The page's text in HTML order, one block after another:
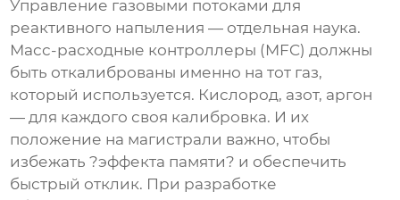
Управление газовыми потоками для
реактивного напыления — отдельная наука.
Масс-расходные контроллеры (MFC) должны
быть откалиброваны именно на тот газ,
который используется. Кислород, азот, аргон
— для каждого своя калибровка. И их
положение на магистрали важно, чтобы
избежать ?эффекта памяти? и обеспечить
быстрый отклик. При разработке